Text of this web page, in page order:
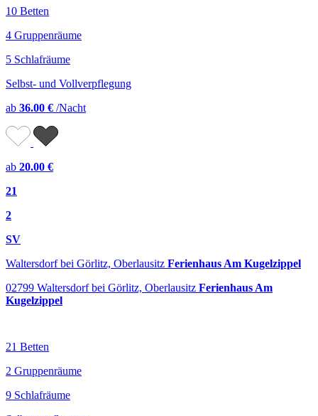
10 Betten
4 Gruppenräume
5 Schlafräume
Selbst- und Vollverpflegung
ab 36.00 € /Nacht
ab 20.00 €
21
2
SV
Waltersdorf bei Görlitz, Oberlausitz Ferienhaus Am Kugelzippel
02799 Waltersdorf bei Görlitz, Oberlausitz Ferienhaus Am
Kugelzippel
21 Betten
2 Gruppenräume
9 Schlafräume